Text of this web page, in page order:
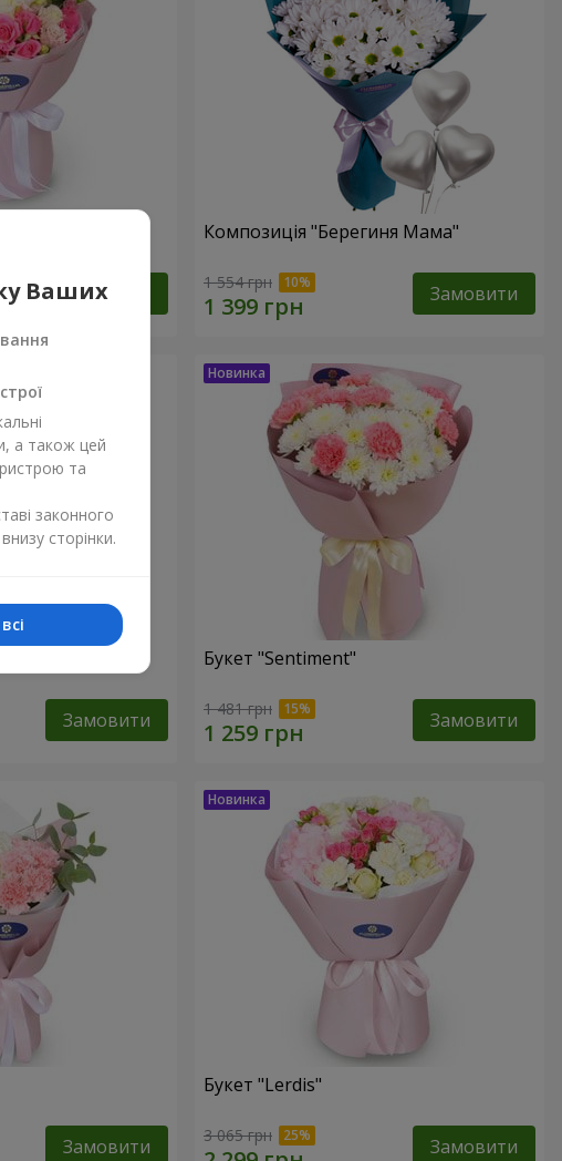
Замовити
Композиція "Берегиня Мама"
1 554 грн Замовити
Замовити
Букет "Sentiment"
1 481 грн Замовити
Замовити
Букет "Lerdis"
3 065 грн Замовити
Ваших
а також цей
та
законного
сторінки.